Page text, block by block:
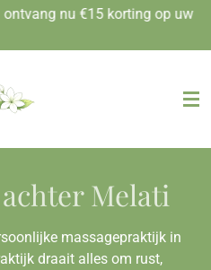
nu €15 korting op uw
Melati
massagepraktijk in
draait alles om rust,